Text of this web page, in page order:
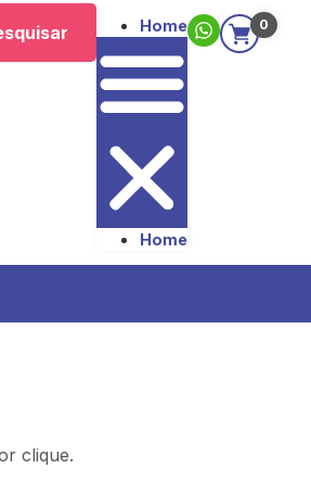
Home
Home
0
clique.